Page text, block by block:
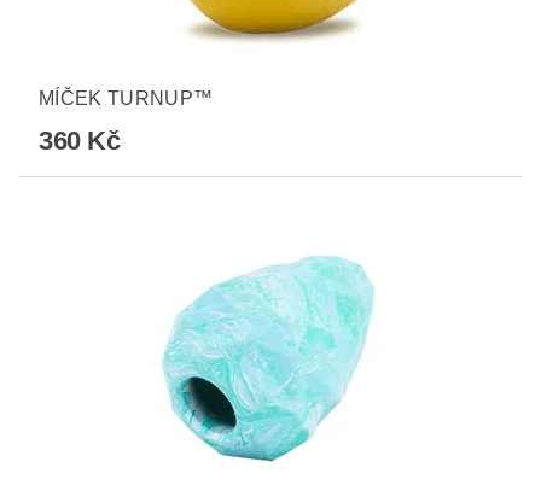
MÍČEK TURNUP™
360 Kč